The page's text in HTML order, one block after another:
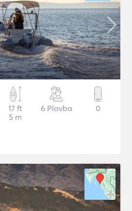
17 ft
5 m
6 Plavba 0